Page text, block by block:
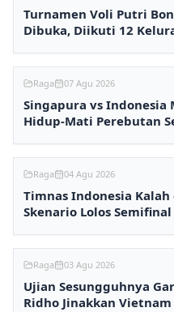
Turnamen Voli Putri
Dibuka, Diikuti 12
Raga 07 Agu 2026
Singapura vs Indonesia
Hidup-Mati Perebutan
Raga 04 Agu 2026
Timnas Indonesia
Skenario Lolos Semifinal
Raga 03 Agu 2026
Ujian Sesungguhnya
Ridho Jinakkan